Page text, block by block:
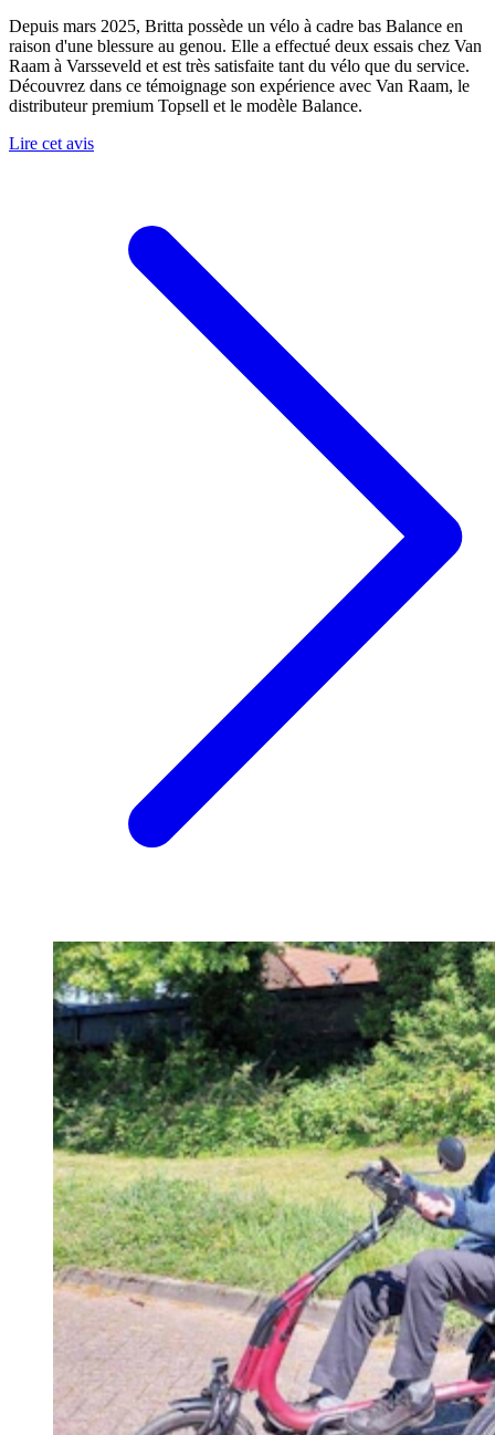
Depuis mars 2025, Britta possède un vélo à cadre bas Balance en
raison d'une blessure au genou. Elle a effectué deux essais chez Van
Raam à Varsseveld et est très satisfaite tant du vélo que du service.
Découvrez dans ce témoignage son expérience avec Van Raam, le
distributeur premium Topsell et le modèle Balance.
Lire cet avis